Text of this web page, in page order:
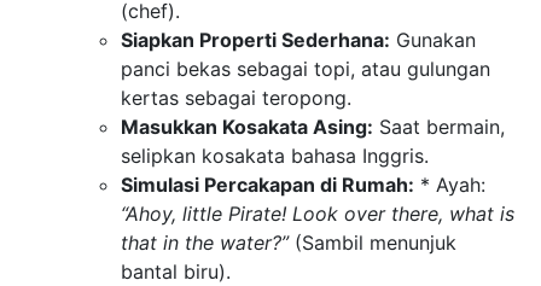
(chef).
Siapkan Properti Sederhana: Gunakan
panci bekas sebagai topi, atau gulungan
kertas sebagai teropong.
Masukkan Kosakata Asing: Saat bermain,
selipkan kosakata bahasa Inggris.
Simulasi Percakapan di Rumah: * Ayah:
“Ahoy, little Pirate! Look over there, what is
that in the water?”(Sambil menunjuk
bantal biru).